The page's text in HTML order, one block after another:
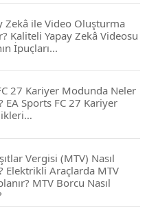
Zekâ ile Video Oluşturma
Kaliteli Yapay Zekâ Videosu
İpuçları...
27 Kariyer Modunda Neler
EA Sports FC 27 Kariyer
Vergisi (MTV) Nasıl
Elektrikli Araçlarda MTV
MTV Borcu Nasıl